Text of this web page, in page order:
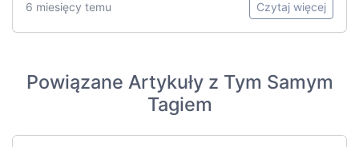
6 miesięcy temu Czytaj więcej
Powiązane Artykuły z Tym Samym
Tagiem